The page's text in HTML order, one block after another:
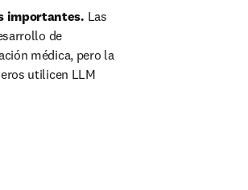
importantes. Las
de
médica, pero la
utilicen LLM